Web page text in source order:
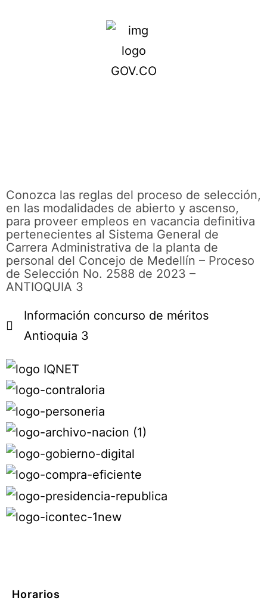
Conozca las reglas del proceso de selección,
en las modalidades de abierto y ascenso,
para proveer empleos en vacancia definitiva
pertenecientes al Sistema General de
Carrera Administrativa de la planta de
personal del Concejo de Medellín – Proceso
de Selección No. 2588 de 2023 –
ANTIOQUIA 3
Información concurso de méritos
Antioquia 3
Horarios